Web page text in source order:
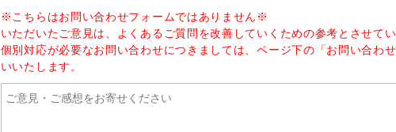
※こちらはお問い合わせフォームではありません※
いただいたご意見は、よくあるご質問を改善していくための参考とさせてい
個別対応が必要なお問い合わせにつきましては、ページ下の「お問い合わ
いいたします。